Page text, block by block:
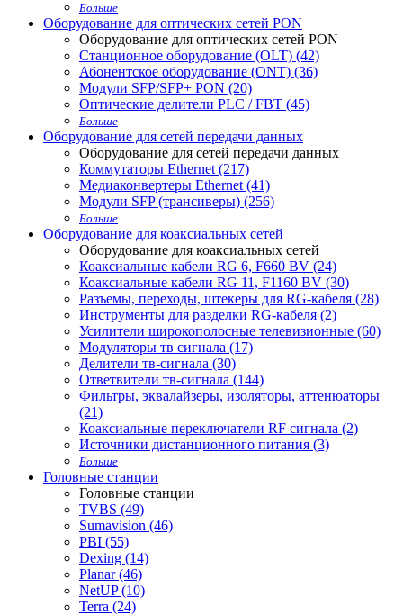
Больше
Оборудование для оптических сетей PON
Оборудование для оптических сетей PON
Станционное оборудование (OLT) (42)
Абонентское оборудование (ONT) (36)
Модули SFP/SFP+ PON (20)
Оптические делители PLC / FBT (45)
Больше
Оборудование для сетей передачи данных
Оборудование для сетей передачи данных
Коммутаторы Ethernet (217)
Медиаконвертеры Ethernet (41)
Модули SFP (трансиверы) (256)
Больше
Оборудование для коаксиальных сетей
Оборудование для коаксиальных сетей
Коаксиальные кабели RG 6, F660 BV (24)
Коаксиальные кабели RG 11, F1160 BV (30)
Разъемы, переходы, штекеры для RG-кабеля (28)
Инструменты для разделки RG-кабеля (2)
Усилители широкополосные телевизионные (60)
Модуляторы тв сигнала (17)
Делители тв-сигнала (30)
Ответвители тв-сигнала (144)
Фильтры, эквалайзеры, изоляторы, аттенюаторы
(21)
Коаксиальные переключатели RF сигнала (2)
Источники дистанционного питания (3)
Больше
Головные станции
Головные станции
TVBS (49)
Sumavision (46)
PBI (55)
Dexing (14)
Planar (46)
NetUP (10)
Terra (24)